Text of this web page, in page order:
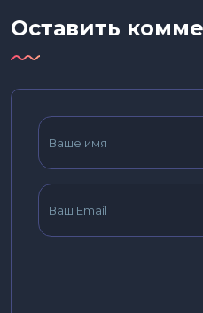
Оставить